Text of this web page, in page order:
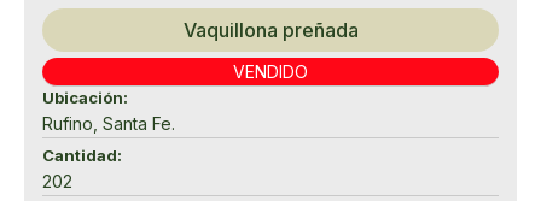
Vaquillona preñada
VENDIDO
Ubicación:
Rufino, Santa Fe.
Cantidad:
202